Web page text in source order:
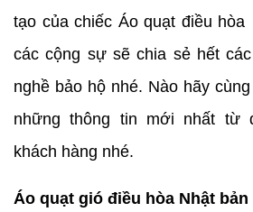
tạo của chiếc Áo quạt điều
các cộng sự sẽ chia sẻ hết
nghề bảo hộ nhé. Nào hãy
những thông tin mới nhất từ
khách hàng nhé.
Áo quạt gió điều hòa Nhật bản